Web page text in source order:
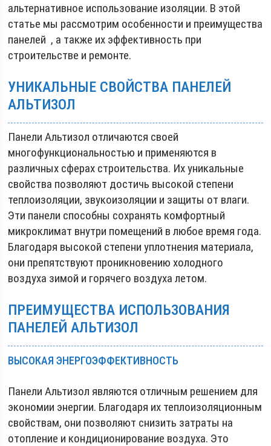
альтернативное использование изоляции. В этой
статье мы рассмотрим особенности и преимущества
панелей , а также их эффективность при
строительстве и ремонте.
УНИКАЛЬНЫЕ СВОЙСТВА ПАНЕЛЕЙ
АЛЬТИЗОЛ
Панели Альтизол отличаются своей
многофункциональностью и применяются в
различных сферах строительства. Их уникальные
свойства позволяют достичь высокой степени
теплоизоляции, звукоизоляции и защиты от влаги.
Эти панели способны сохранять комфортный
микроклимат внутри помещений в любое время года.
Благодаря высокой степени уплотнения материала,
они препятствуют проникновению холодного
воздуха зимой и горячего воздуха летом.
ПРЕИМУЩЕСТВА ИСПОЛЬЗОВАНИЯ
ПАНЕЛЕЙ АЛЬТИЗОЛ
ВЫСОКАЯ ЭНЕРГОЭФФЕКТИВНОСТЬ
Панели Альтизол являются отличным решением для
экономии энергии. Благодаря их теплоизоляционным
свойствам, они позволяют снизить затраты на
отопление и кондиционирование воздуха. Это